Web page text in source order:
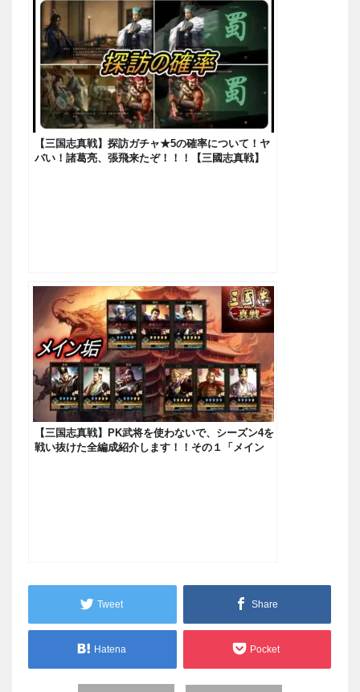
【三国志真戦】探訪ガチャ★5の確率について！ヤ
バい！諸葛亮、張飛来たぞ！！！【三國志真戦】
【三国志真戦】PK武将を使わないで、シーズン4を
戦い抜けた全編成紹介します！！その１「メイン
Tweet Share
Hatena Pocket